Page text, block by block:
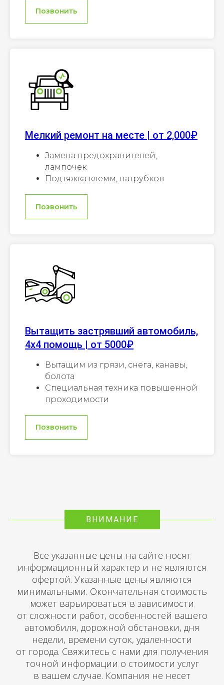
Позвонить
Мелкий ремонт на месте | от 2,000₽
Замена предохранителей,
лампочек
Подтяжка клемм, патрубков
Позвонить
Вытащить застрявший автомобиль,
4х4 помощь | от 5000₽
Вытащим из грязи, снега, канавы,
болота
Специальная техника повышенной
проходимости
Позвонить
ВНИМАНИЕ
Все указанные цены на сайте носят
информационный характер и не являются
офертой. Указанные цены являются
минимальными. Окончательная стоимость
может варьироваться в зависимости
от сложности работ, особенностей вашего
автомобиля, дорожной обстановки, дня
недели, времени суток, удаленности
от города. Свяжитесь с нами для получения
точной информации о стоимости услуг
в вашем случае. Компания не несет